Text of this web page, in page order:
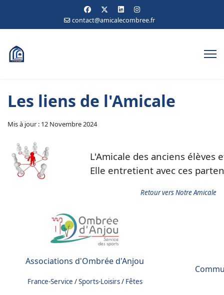
contact@amicalecombree.fr
Les liens de l'Amicale
Mis à jour : 12 Novembre 2024
L'Amicale des anciens élèves
Elle entretient avec ces
Retour vers Notre Amicale
Associations d'Ombrée d'Anjou
France-Service /Sports-Loisirs/ Fêtes